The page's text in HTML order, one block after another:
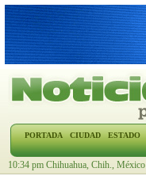
PORTADA CIUDAD ESTADO
10:34 pm Chihuahua, Chih., México